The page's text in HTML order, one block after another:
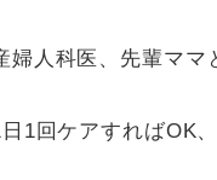
婦人科医、先輩ママ
1回ケアすればOK